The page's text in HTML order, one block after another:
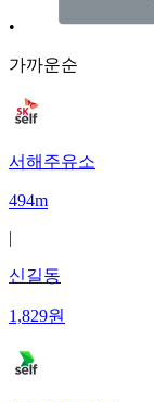
•
가까운순
서해주유소
494m
|
신길동
1,829원